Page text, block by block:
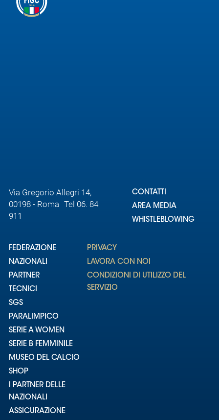
Area
Via Gregorio Allegri 14,
00198 - Roma Tel 06. 84
911
CONTATTI
AREA MEDIA
WHISTLEBLOWING
FEDERAZIONE
NAZIONALI
PARTNER
TECNICI
SGS
PARALIMPICO
SERIE A WOMEN
SERIE B FEMMINILE
MUSEO DEL CALCIO
SHOP
I PARTNER DELLE
NAZIONALI
ASSICURAZIONE
PRIVACY
LAVORA CON NOI
CONDIZIONI DI UTILIZZO DEL
SERVIZIO